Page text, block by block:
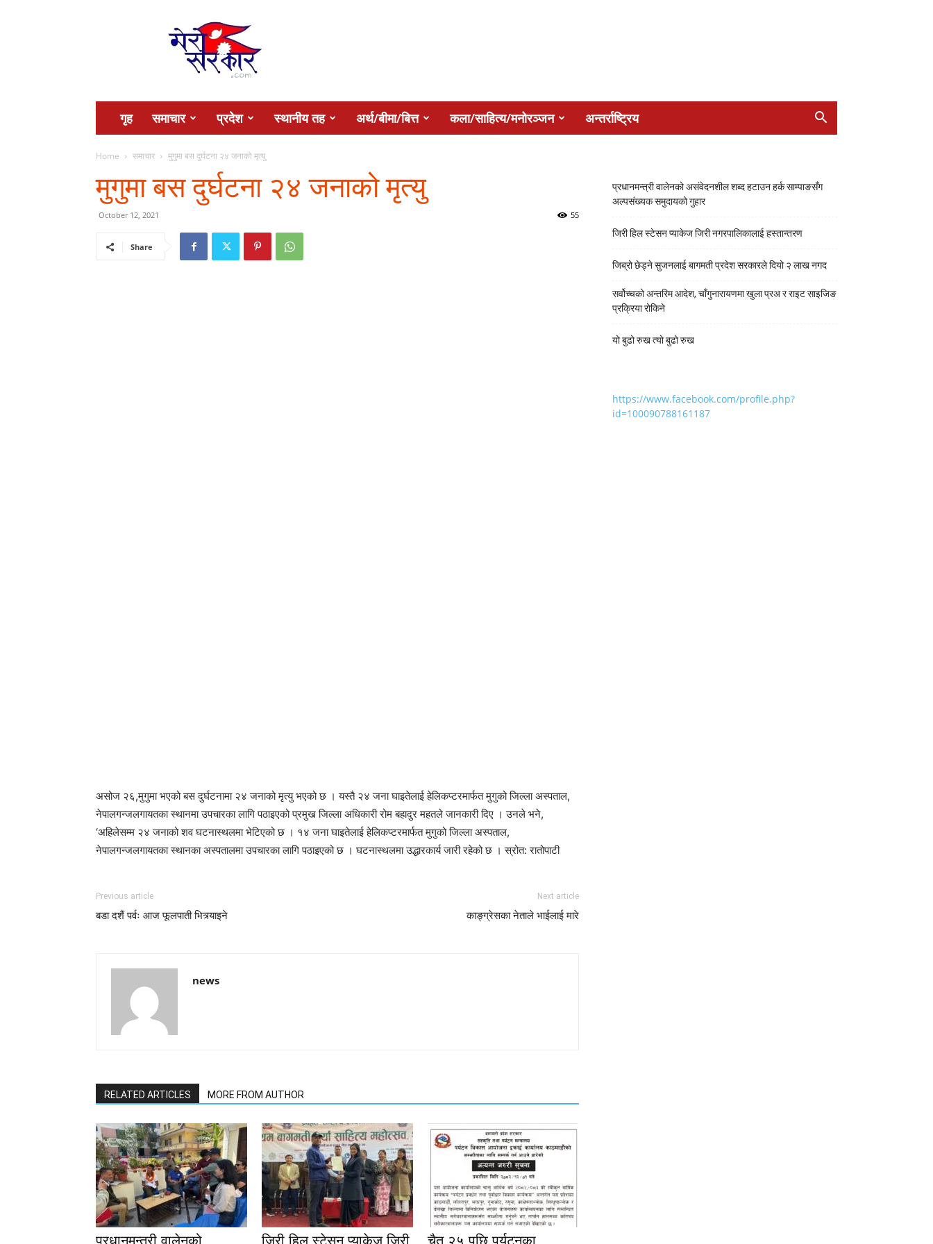
गृह समाचार प्रदेश स्थानीय तह अर्थ/बीमा/बित्त कला/साहित्य/मनोरञ्जन अन्तर्राष्ट्रिय
Home समाचार मुगुमा बस दुर्घटना २४ जनाको मृत्यु
मुगुमा बस दुर्घटना २४ जनाको मृत्यु
October 12, 2021 55
Share
असोज २६,मुगुमा भएको बस दुर्घटनामा २४ जनाको मृत्यु भएको छ । यस्तै २४ जना घाइतेलाई हेलिकप्टरमार्फत मुगुको जिल्ला अस्पताल,
नेपालगन्जलगायतका स्थानमा उपचारका लागि पठाइएको प्रमुख जिल्ला अधिकारी रोम बहादुर महतले जानकारी दिए । उनले भने,
‘अहिलेसम्म २४ जनाको शव घटनास्थलमा भेटिएको छ । १४ जना घाइतेलाई हेलिकप्टरमार्फत मुगुको जिल्ला अस्पताल,
नेपालगन्जलगायतका स्थानका अस्पतालमा उपचारका लागि पठाइएको छ । घटनास्थलमा उद्धारकार्य जारी रहेको छ । स्रोत: रातोपाटी
Previous article
बडा दशैं पर्वः आज फूलपाती भित्र्याइने ​
Next article
काङ्ग्रेसका नेताले भाईलाई मारे
news
RELATED ARTICLES MORE FROM AUTHOR
प्रधानमन्त्री वालेनको जिरी हिल स्टेसन प्याकेज जिरी चैत २५ पछि पर्यटनका
प्रधानमन्त्री वालेनको असंवेदनशील शब्द हटाउन हर्क साम्पाङसँग
अल्पसंख्यक समुदायको गुहार
जिरी हिल स्टेसन प्याकेज जिरी नगरपालिकालाई हस्तान्तरण
जिब्रो छेड्ने सुजनलाई बागमती प्रदेश सरकारले दियो २ लाख नगद
सर्वोच्चको अन्तरिम आदेश, चाँगुनारायणमा खुला प्रअ र राइट साइजिङ
प्रक्रिया रोकिने
यो बुढो रुख त्यो बुढो रुख
https://www.facebook.com/profile.php?
id=100090788161187